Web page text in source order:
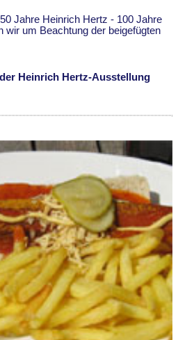
Jahre Heinrich Hertz - 100 Jahre
wir um Beachtung der beigefügten
Heinrich Hertz-Ausstellung